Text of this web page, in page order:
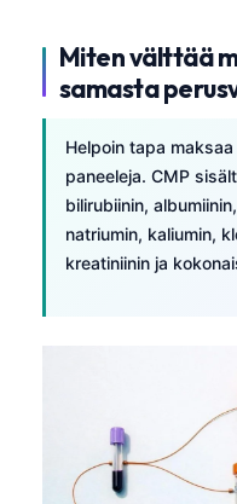
Miten välttää
samasta
Helpoin tapa
paneeleja. CMP
bilirubiinin,
natriumin, kaliumin,
kreatiniinin ja